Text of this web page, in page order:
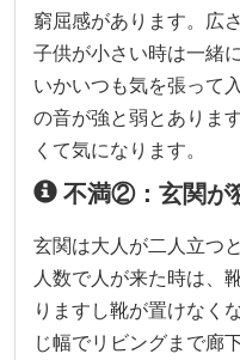
窮屈感があります。広
子供が小さい時は一緒
いかいつも気を張って
の音が強と弱とありま
くて気になります。
不満②：玄関が
玄関は大人が二人立つ
人数で人が来た時は、
りますし靴が置けなく
じ幅でリビングまで廊